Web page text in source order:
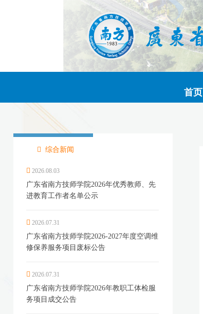
首页
综合新闻
2026.08.03
广东省南方技师学院2026年优秀教师、先
进教育工作者名单公示
2026.07.31
广东省南方技师学院2026-2027年度空调维
修保养服务项目废标公告
2026.07.31
广东省南方技师学院2026年教职工体检服
务项目成交公告